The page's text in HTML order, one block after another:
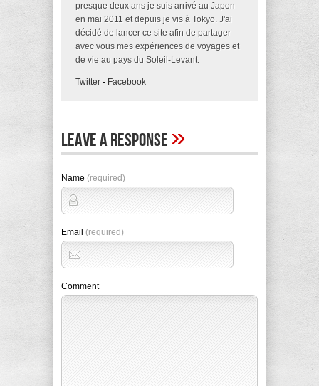
presque deux ans je suis arrivé au Japon
en mai 2011 et depuis je vis à Tokyo. J'ai
décidé de lancer ce site afin de partager
avec vous mes expériences de voyages et
de vie au pays du Soleil-Levant.
Twitter - Facebook
Leave A Response»
Name (required)
Email (required)
Comment